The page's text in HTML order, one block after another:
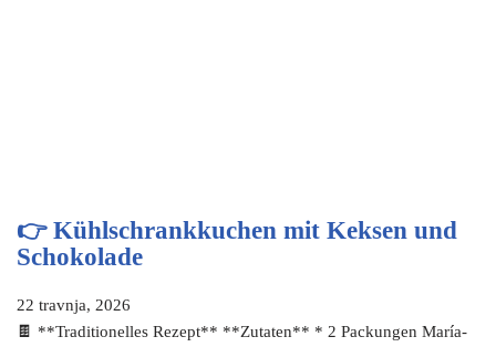
👉 Kühlschrankkuchen mit Keksen und
Schokolade
22 travnja, 2026
🍫 **Traditionelles Rezept** **Zutaten** * 2 Packungen María-